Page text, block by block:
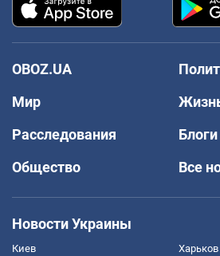
OBOZ.UA
Мир
Расследования
Блоги
Общество
Все
Новости Украины
Киев Харьков